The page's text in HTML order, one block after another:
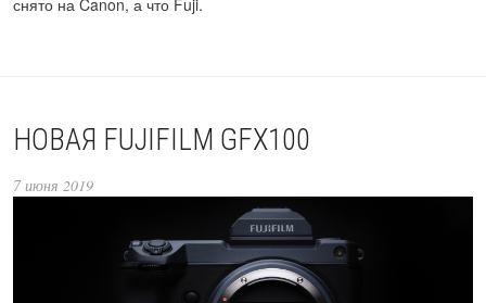
НОВАЯ FUJIFILM GFX100
7 июня 2019